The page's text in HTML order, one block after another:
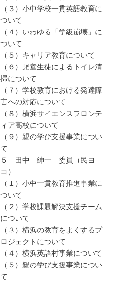
（３）小中学校一貫英語教育に
ついて
（４）いわゆる「学級崩壊」に
ついて
（５）キャリア教育について
（６）児童生徒によるトイレ清
掃について
（７）学校教育における発達障
害への対応について
（８）横浜サイエンスフロンテ
ィア高校について
（９）親の学び支援事業につい
て
５ 田中 紳一 委員（民ヨ
コ）
（１）小中一貫教育推進事業に
ついて
（２）学校課題解決支援チーム
について
（３）横浜の教育をよくするプ
ロジェクトについて
（４）横浜英語村事業について
（５）親の学び支援事業につい
て